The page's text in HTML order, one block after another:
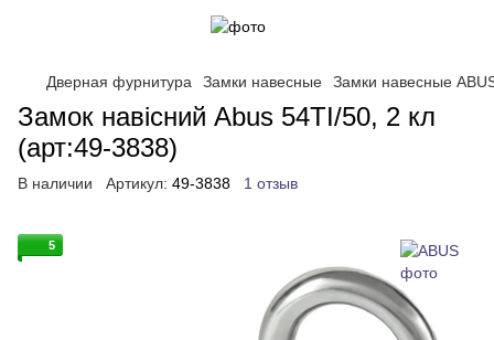
Дверная фурнитура Замки навесные Замки навесные
Замок навісний Abus 54TI/50, 2 кл
(арт:49-3838)
В наличии Артикул: 49-3838 1 отзыв
5